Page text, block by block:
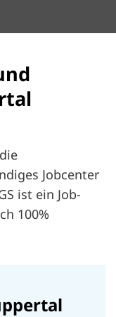
Jobcenter
ist ein Job-
100%